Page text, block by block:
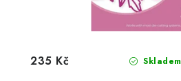
Skladem
235 Kč